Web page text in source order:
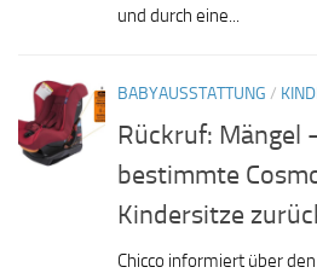
und durch eine...
BABYAUSSTATTUNG /
Rückruf: Mängel
bestimmte
Kindersitze
Chicco informiert über